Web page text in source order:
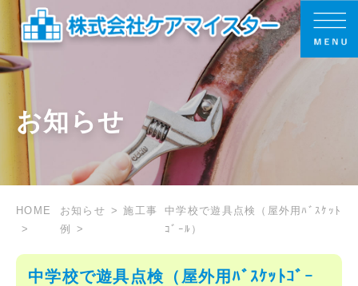
お知らせ
HOME お知らせ
施工事
例
中学校で遊具点検（屋外用ﾊﾞｽｹｯﾄ
ｺﾞｰﾙ）
中学校で遊具点検（屋外用ﾊﾞｽｹｯﾄｺﾞｰ